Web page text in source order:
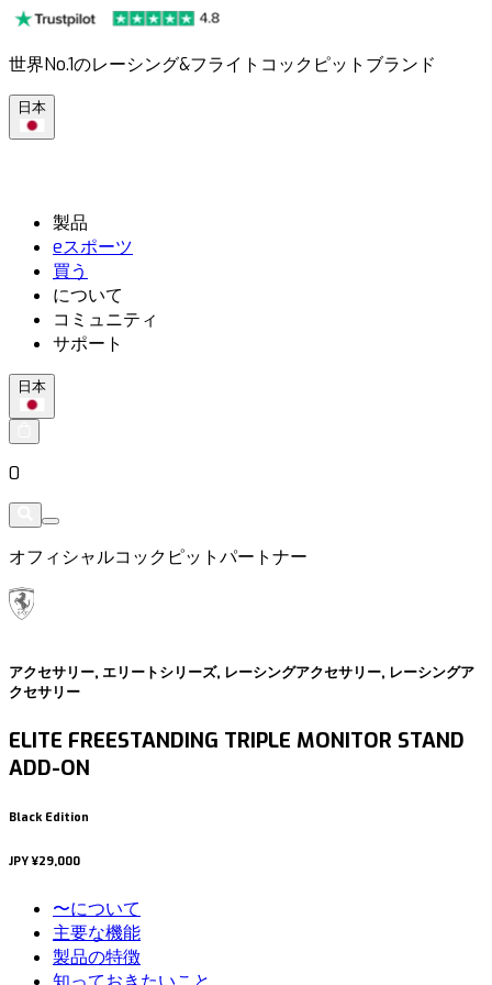
世界No.1のレーシング&フライトコックピットブランド
日本
製品
eスポーツ
買う
について
コミュニティ
サポート
日本
0
オフィシャルコックピットパートナー
アクセサリー, エリートシリーズ, レーシングアクセサリー, レーシングア
クセサリー
ELITE FREESTANDING TRIPLE MONITOR STAND
ADD-ON
Black Edition
JPY ¥29,000
〜について
主要な機能
製品の特徴